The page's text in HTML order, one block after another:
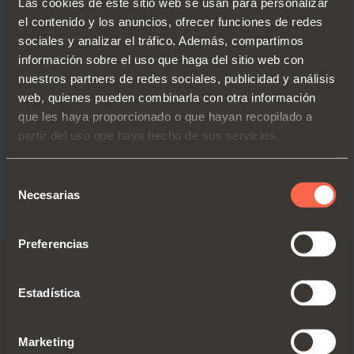
el contenido y los anuncios, ofrecer funciones de redes
sociales y analizar el tráfico. Además, compartimos
información sobre el uso que haga del sitio web con
nuestros partners de redes sociales, publicidad y análisis
web, quienes pueden combinarla con otra información
que les haya proporcionado o que hayan recopilado a
partir del uso que haya hecho de sus servicios.
Necesarias
Preferencias
Estadística
Marketing
el diseño unido a la funcionalidad.
A Excessories se le ha otorgado la
máxima condecoración “Best of
the Best” en la categoría
“Componentes, Cristal e
Iluminación”.